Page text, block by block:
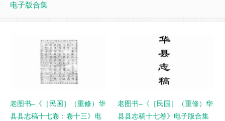
电子版合集
老图书–《［民国］（重修）华
县县志稿十七卷：卷十三》电
老图书–《［民国］（重修）华
县县志稿十七卷》电子版合集